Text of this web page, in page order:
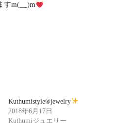
すm(__)m
Kuthumistyle®️jewelry
2018年6月17日
Kuthumiジュエリー